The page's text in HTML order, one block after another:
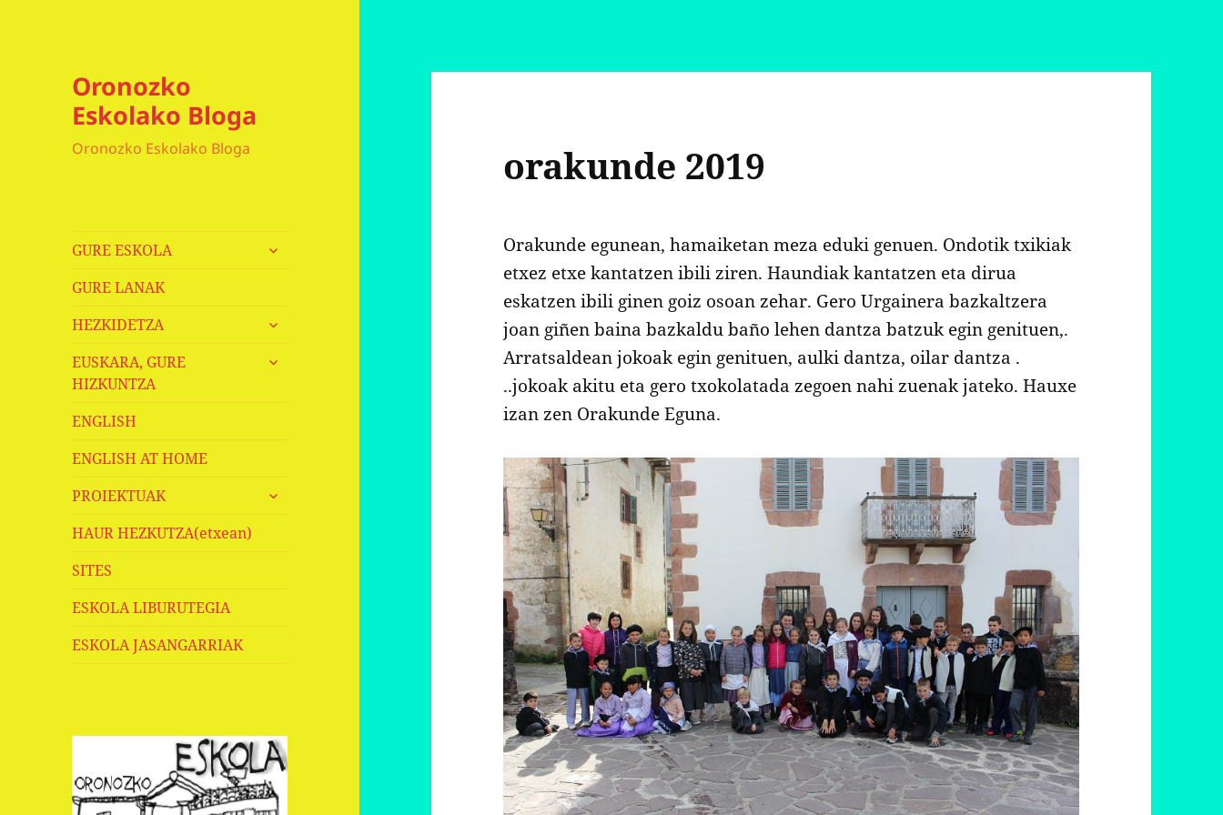
Oronozko
Eskolako Bloga
Oronozko Eskolako Bloga
GURE ESKOLA
haurren
GURE LANAK
HEZKIDETZA
haurren
zabaldu
EUSKARA, GURE
HIZKUNTZA
haurren
ENGLISH
ENGLISH AT HOME
PROIEKTUAK
haurren
HAUR HEZKUTZA(etxean)
SITES
ESKOLA LIBURUTEGIA
ESKOLA JASANGARRIAK
orakunde 2019
Orakunde egunean, hamaiketan meza eduki genuen. Ondotik txikiak
etxez etxe kantatzen ibili ziren. Haundiak kantatzen eta dirua
eskatzen ibili ginen goiz osoan zehar. Gero Urgainera bazkaltzera
joan giñen baina bazkaldu baño lehen dantza batzuk egin genituen,.
Arratsaldean jokoak egin genituen, aulki dantza, oilar dantza .
..jokoak akitu eta gero txokolatada zegoen nahi zuenak jateko. Hauxe
izan zen Orakunde Eguna.